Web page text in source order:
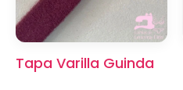
Tapa Varilla Guinda